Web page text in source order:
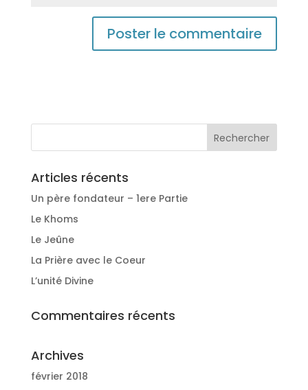
Articles récents
Un père fondateur – 1ere Partie
Le Khoms
Le Jeûne
La Prière avec le Coeur
L’unité Divine
Commentaires récents
Archives
février 2018